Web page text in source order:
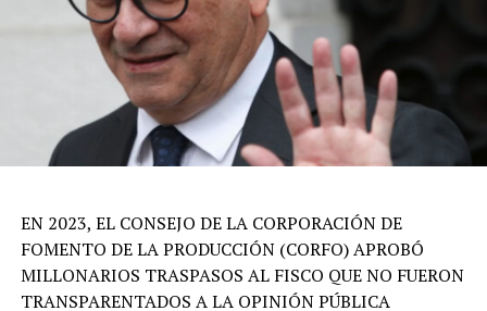
EN 2023, EL CONSEJO DE LA CORPORACIÓN DE
FOMENTO DE LA PRODUCCIÓN (CORFO) APROBÓ
MILLONARIOS TRASPASOS AL FISCO QUE NO FUERON
TRANSPARENTADOS A LA OPINIÓN PÚBLICA